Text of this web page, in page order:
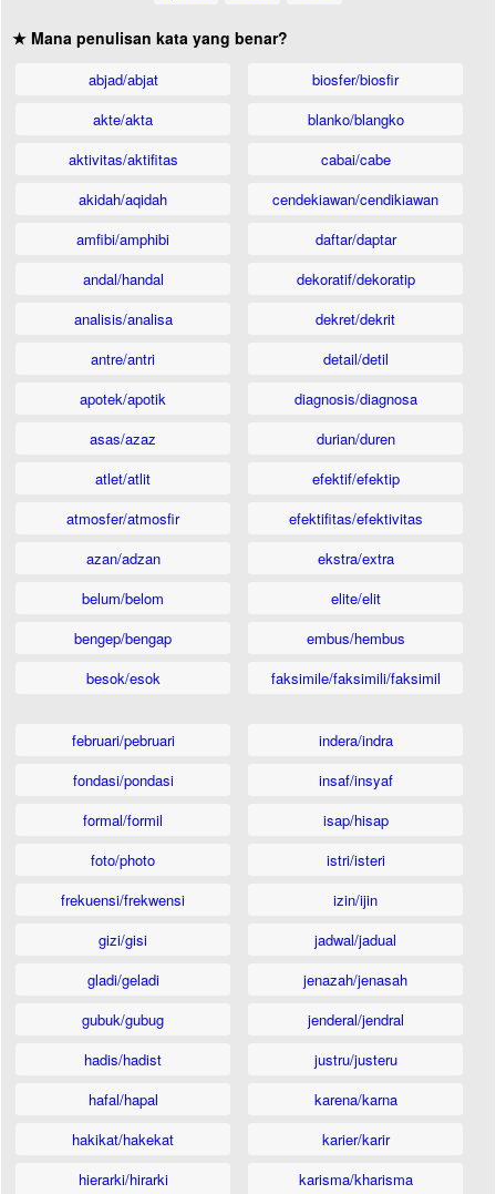
★ Mana penulisan kata yang benar?
abjad/abjat
akte/akta
aktivitas/aktifitas
akidah/aqidah
amfibi/amphibi
andal/handal
analisis/analisa
antre/antri
apotek/apotik
asas/azaz
atlet/atlit
atmosfer/atmosfir
azan/adzan
belum/belom
bengep/bengap
besok/esok
biosfer/biosfir
blanko/blangko
cabai/cabe
cendekiawan/cendikiawan
daftar/daptar
dekoratif/dekoratip
dekret/dekrit
detail/detil
diagnosis/diagnosa
durian/duren
efektif/efektip
efektifitas/efektivitas
ekstra/extra
elite/elit
embus/hembus
faksimile/faksimili/faksimil
februari/pebruari
fondasi/pondasi
formal/formil
foto/photo
frekuensi/frekwensi
gizi/gisi
gladi/geladi
gubuk/gubug
hadis/hadist
hafal/hapal
hakikat/hakekat
hierarki/hirarki
indera/indra
insaf/insyaf
isap/hisap
istri/isteri
izin/ijin
jadwal/jadual
jenazah/jenasah
jenderal/jendral
justru/justeru
karena/karna
karier/karir
karisma/kharisma